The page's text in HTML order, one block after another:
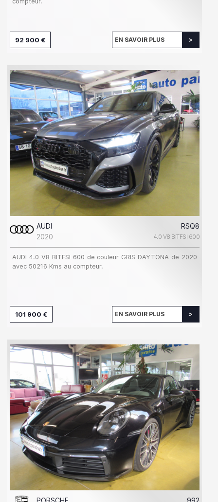
92 900 € EN SAVOIR PLUS
AUDI
RSQ8
2020
4.0 V8 BITFSI 600
AUDI 4.0 V8 BITFSI 600 de couleur GRIS DAYTONA de 2020
avec 50216 Kms au compteur.
101 900 € EN SAVOIR PLUS
PORSCHE 992